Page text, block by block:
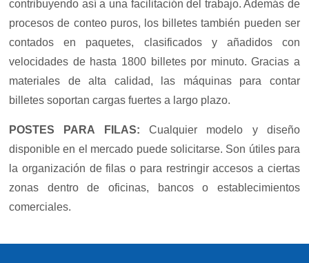
contribuyendo así a una facilitación del trabajo. Además de
procesos de conteo puros, los billetes también pueden ser
contados en paquetes, clasificados y añadidos con
velocidades de hasta 1800 billetes por minuto. Gracias a
materiales de alta calidad, las máquinas para contar
billetes soportan cargas fuertes a largo plazo.
POSTES PARA FILAS: Cualquier modelo y diseño
disponible en el mercado puede solicitarse. Son útiles para
la organización de filas o para restringir accesos a ciertas
zonas dentro de oficinas, bancos o establecimientos
comerciales.